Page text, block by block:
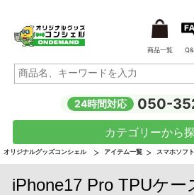
商品一覧
24時間対応 050-
カテゴリーから
オリジナルグッズコンシェル アイテム一覧 スマホソフ
iPhone17 Pro TPUケー